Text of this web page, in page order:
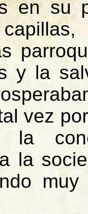
en su
y la
vez
la
la